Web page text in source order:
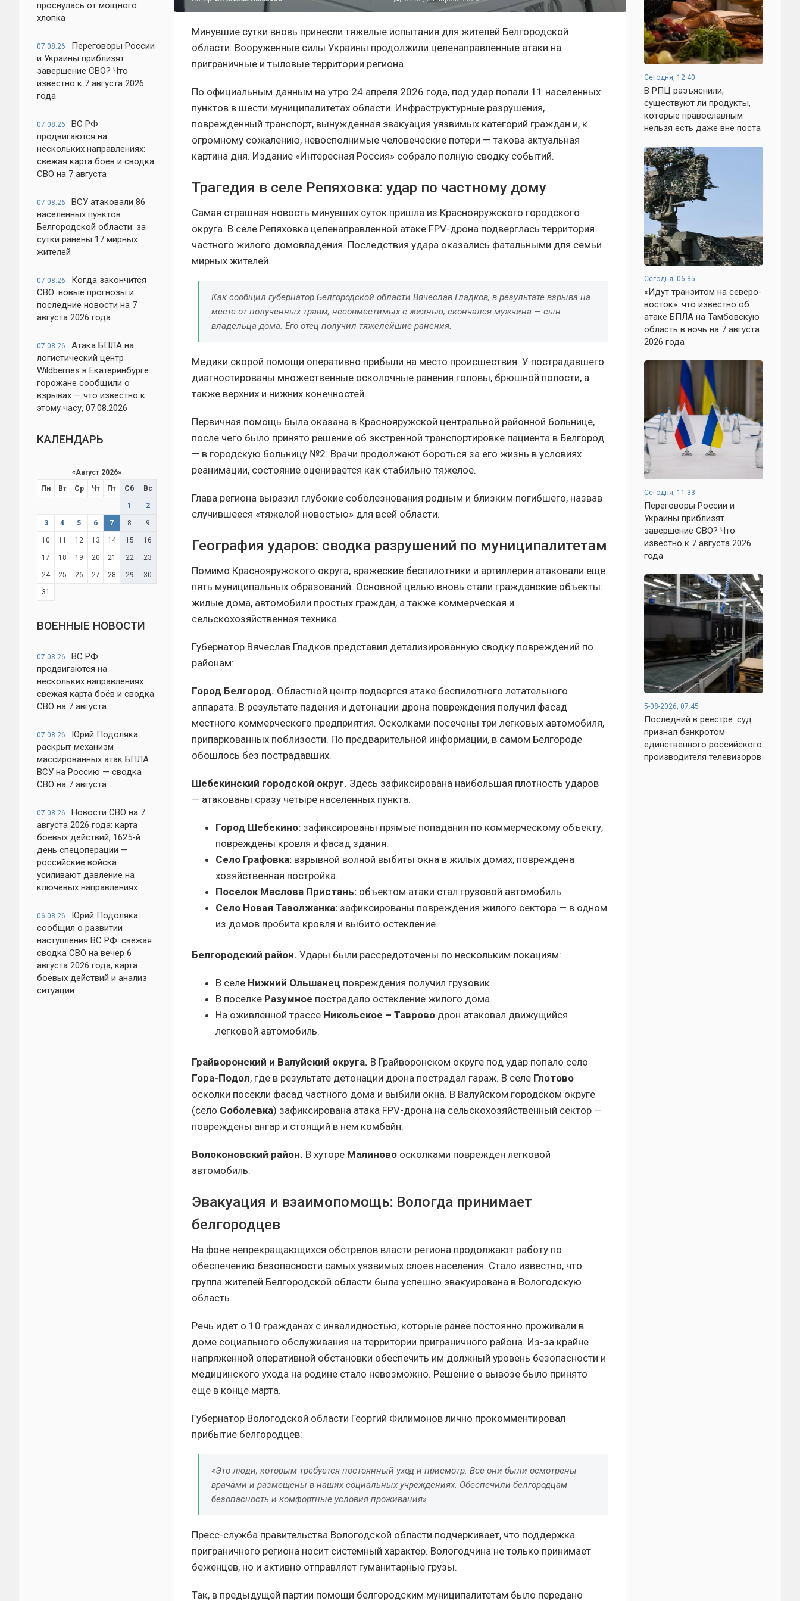
проснулась от мощного
хлопка
07.08.26
Переговоры России
и Украины приблизят
завершение СВО? Что
известно к 7 августа 2026
года
07.08.26
ВС РФ
продвигаются на
нескольких направлениях:
свежая карта боёв и сводка
СВО на 7 августа
07.08.26
ВСУ атаковали 86
населённых пунктов
Белгородской области: за
сутки ранены 17 мирных
жителей
07.08.26
Когда закончится
СВО: новые прогнозы и
последние новости на 7
августа 2026 года
07.08.26
Атака БПЛА на
логистический центр
Wildberries в Екатеринбурге:
горожане сообщили о
взрывах — что известно к
этому часу, 07.08.2026
КАЛЕНДАРЬ
«Август 2026»
Пн
Вт Ср Чт Пт Сб Вс
1 2
3 4 5 6 7 8 9
10 11 12 13 14 15 16
17 18 19 20 21 22 23
24 25 26 27 28 29 30
31
ВОЕННЫЕ НОВОСТИ
07.08.26
ВС РФ
продвигаются на
нескольких направлениях:
свежая карта боёв и сводка
СВО на 7 августа
07.08.26
Юрий Подоляка:
раскрыт механизм
массированных атак БПЛА
ВСУ на Россию — сводка
СВО на 7 августа
07.08.26
Новости СВО на 7
августа 2026 года: карта
боевых действий, 1625-й
день спецоперации —
российские войска
усиливают давление на
ключевых направлениях
06.08.26
Юрий Подоляка
сообщил о развитии
наступления ВС РФ: свежая
сводка СВО на вечер 6
августа 2026 года, карта
боевых действий и анализ
ситуации
Минувшие сутки вновь принесли тяжелые испытания для жителей Белгородской
области. Вооруженные силы Украины продолжили целенаправленные атаки на
приграничные и тыловые территории региона.
По официальным данным на утро 24 апреля 2026 года, под удар попали 11 населенных
пунктов в шести муниципалитетах области. Инфраструктурные разрушения,
поврежденный транспорт, вынужденная эвакуация уязвимых категорий граждан и, к
огромному сожалению, невосполнимые человеческие потери — такова актуальная
картина дня. Издание «Интересная Россия» собрало полную сводку событий.
Трагедия в селе Репяховка: удар по частному дому
Самая страшная новость минувших суток пришла из Краснояружского городского
округа. В селе Репяховка целенаправленной атаке FPV-дрона подверглась территория
частного жилого домовладения. Последствия удара оказались фатальными для семьи
мирных жителей.
Как сообщил губернатор Белгородской области Вячеслав Гладков, в результате взрыва на
месте от полученных травм, несовместимых с жизнью, скончался мужчина — сын
владельца дома. Его отец получил тяжелейшие ранения.
Медики скорой помощи оперативно прибыли на место происшествия. У пострадавшего
диагностированы множественные осколочные ранения головы, брюшной полости, а
также верхних и нижних конечностей.
Первичная помощь была оказана в Краснояружской центральной районной больнице,
после чего было принято решение об экстренной транспортировке пациента в Белгород
— в городскую больницу №2. Врачи продолжают бороться за его жизнь в условиях
реанимации, состояние оценивается как стабильно тяжелое.
Глава региона выразил глубокие соболезнования родным и близким погибшего, назвав
случившееся «тяжелой новостью» для всей области.
География ударов: сводка разрушений по муниципалитетам
Помимо Краснояружского округа, вражеские беспилотники и артиллерия атаковали еще
пять муниципальных образований. Основной целью вновь стали гражданские объекты:
жилые дома, автомобили простых граждан, а также коммерческая и
сельскохозяйственная техника.
Губернатор Вячеслав Гладков представил детализированную сводку повреждений по
районам:
Город Белгород. Областной центр подвергся атаке беспилотного летательного
аппарата. В результате падения и детонации дрона повреждения получил фасад
местного коммерческого предприятия. Осколками посечены три легковых автомобиля,
припаркованных поблизости. По предварительной информации, в самом Белгороде
обошлось без пострадавших.
Шебекинский городской округ. Здесь зафиксирована наибольшая плотность ударов
— атакованы сразу четыре населенных пункта:
Город Шебекино: зафиксированы прямые попадания по коммерческому объекту,
повреждены кровля и фасад здания.
Село Графовка: взрывной волной выбиты окна в жилых домах, повреждена
хозяйственная постройка.
Поселок Маслова Пристань: объектом атаки стал грузовой автомобиль.
Село Новая Таволжанка: зафиксированы повреждения жилого сектора — в одном
из домов пробита кровля и выбито остекление.
Белгородский район. Удары были рассредоточены по нескольким локациям:
В селе Нижний Ольшанец повреждения получил грузовик.
В поселке Разумное пострадало остекление жилого дома.
На оживленной трассе Никольское – Таврово дрон атаковал движущийся
легковой автомобиль.
Грайворонский и Валуйский округа. В Грайворонском округе под удар попало село
Гора-Подол, где в результате детонации дрона пострадал гараж. В селе Глотово
осколки посекли фасад частного дома и выбили окна. В Валуйском городском округе
(село Соболевка) зафиксирована атака FPV-дрона на сельскохозяйственный сектор —
повреждены ангар и стоящий в нем комбайн.
Волоконовский район. В хуторе Малиново осколками поврежден легковой
автомобиль.
Эвакуация и взаимопомощь: Вологда принимает
белгородцев
На фоне непрекращающихся обстрелов власти региона продолжают работу по
обеспечению безопасности самых уязвимых слоев населения. Стало известно, что
группа жителей Белгородской области была успешно эвакуирована в Вологодскую
область.
Речь идет о 10 гражданах с инвалидностью, которые ранее постоянно проживали в
доме социального обслуживания на территории приграничного района. Из-за крайне
напряженной оперативной обстановки обеспечить им должный уровень безопасности и
медицинского ухода на родине стало невозможно. Решение о вывозе было принято
еще в конце марта.
Губернатор Вологодской области Георгий Филимонов лично прокомментировал
прибытие белгородцев:
«Это люди, которым требуется постоянный уход и присмотр. Все они были осмотрены
врачами и размещены в наших социальных учреждениях. Обеспечили белгородцам
безопасность и комфортные условия проживания».
Пресс-служба правительства Вологодской области подчеркивает, что поддержка
приграничного региона носит системный характер. Вологодчина не только принимает
беженцев, но и активно отправляет гуманитарные грузы.
Так, в предыдущей партии помощи белгородским муниципалитетам было передано
Сегодня, 12:40
В РПЦ разъяснили,
существуют ли продукты,
которые православным
нельзя есть даже вне поста
Сегодня, 06:35
«Идут транзитом на северо-
восток»: что известно об
атаке БПЛА на Тамбовскую
область в ночь на 7 августа
2026 года
Сегодня, 11:33
Переговоры России и
Украины приблизят
завершение СВО? Что
известно к 7 августа 2026
года
5-08-2026, 07:45
Последний в реестре: суд
признал банкротом
единственного российского
производителя телевизоров